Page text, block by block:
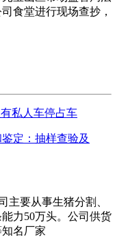
食堂进行现场查抄，
私人车停占车
定：抽样查验及
主要从事生猪分割、
力50万头。公司供货
名厂家